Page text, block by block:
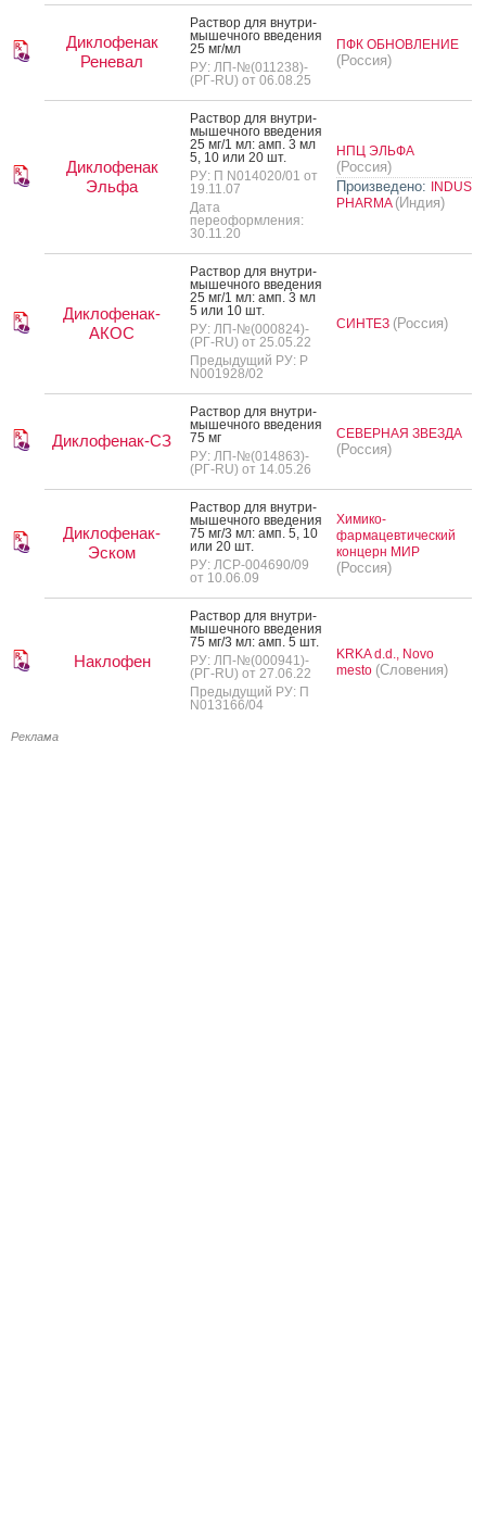
Диклофенак
Реневал
Рас­твор для внут­ри­
мышеч­но­го вве­дения
25 мг/мл
РУ: ЛП-№(011238)-
(РГ-RU) от 06.08.25
ПФК ОБНОВЛЕНИЕ
(Россия)
Диклофенак
Эльфа
Рас­твор для внут­ри­
мышеч­но­го вве­дения
25 мг/1 мл: амп. 3 мл
5, 10 или 20 шт.
РУ: П N014020/01 от
19.11.07
Дата
переоформления:
30.11.20
НПЦ ЭЛЬФА
(Россия)
Произведено: INDUS
PHARMA (Индия)
Диклофенак-
АКОС
Рас­твор для внут­ри­
мышеч­но­го вве­дения
25 мг/1 мл: амп. 3 мл
5 или 10 шт.
РУ: ЛП-№(000824)-
(РГ-RU) от 25.05.22
Предыдущий РУ: Р
N001928/02
СИНТЕЗ (Россия)
Диклофенак-СЗ
Рас­твор для внут­ри­
мышеч­но­го вве­дения
75 мг
РУ: ЛП-№(014863)-
(РГ-RU) от 14.05.26
СЕВЕРНАЯ ЗВЕЗДА
(Россия)
Диклофенак-
Эском
Рас­твор для внут­ри­
мышеч­но­го вве­дения
75 мг/3 мл: амп. 5, 10
или 20 шт.
РУ: ЛСР-004690/09
от 10.06.09
Химико-
фармацевтический
концерн МИР
(Россия)
Наклофен
Рас­твор для внут­ри­
мышеч­но­го вве­дения
75 мг/3 мл: амп. 5 шт.
РУ: ЛП-№(000941)-
(РГ-RU) от 27.06.22
Предыдущий РУ: П
N013166/04
KRKA d.d., Novo
mesto (Словения)
Реклама